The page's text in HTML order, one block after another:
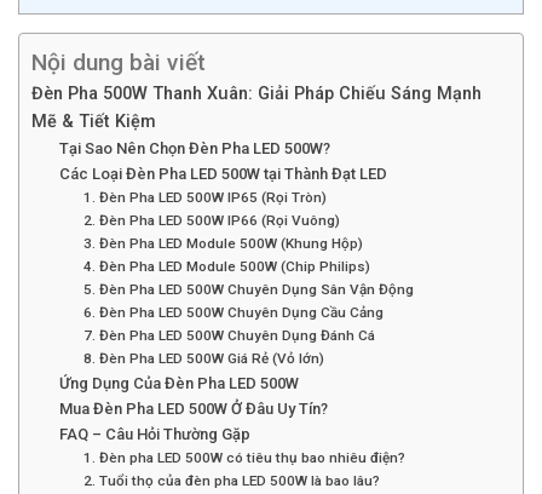
Nội dung bài viết
Đèn Pha 500W Thanh Xuân: Giải Pháp Chiếu Sáng Mạnh
Mẽ & Tiết Kiệm
Tại Sao Nên Chọn Đèn Pha LED 500W?
Các Loại Đèn Pha LED 500W tại Thành Đạt LED
1. Đèn Pha LED 500W IP65 (Rọi Tròn)
2. Đèn Pha LED 500W IP66 (Rọi Vuông)
3. Đèn Pha LED Module 500W (Khung Hộp)
4. Đèn Pha LED Module 500W (Chip Philips)
5. Đèn Pha LED 500W Chuyên Dụng Sân Vận Động
6. Đèn Pha LED 500W Chuyên Dụng Cầu Cảng
7. Đèn Pha LED 500W Chuyên Dụng Đánh Cá
8. Đèn Pha LED 500W Giá Rẻ (Vỏ lớn)
Ứng Dụng Của Đèn Pha LED 500W
Mua Đèn Pha LED 500W Ở Đâu Uy Tín?
FAQ – Câu Hỏi Thường Gặp
1. Đèn pha LED 500W có tiêu thụ bao nhiêu điện?
2. Tuổi thọ của đèn pha LED 500W là bao lâu?